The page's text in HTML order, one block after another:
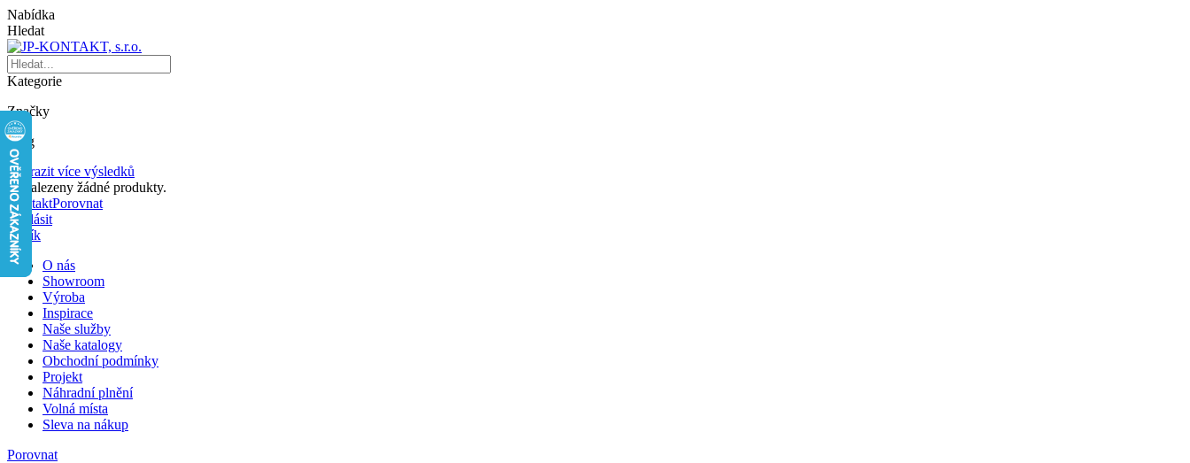
Nabídka
Hledat
Kategorie
Značky
Blog
Zobrazit více výsledků
Nenalezeny žádné produkty.
KontaktPorovnat
Přihlásit
Košík
O nás
Showroom
Výroba
Inspirace
Naše služby
Naše katalogy
Obchodní podmínky
Projekt
Náhradní plnění
Volná místa
Sleva na nákup
Porovnat